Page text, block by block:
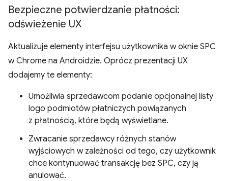
Bezpieczne potwierdzanie płatności:
odświeżenie UX
Aktualizuje elementy interfejsu użytkownika w oknie SPC
w Chrome na Androidzie. Oprócz prezentacji UX
dodajemy te elementy:
Umożliwia sprzedawcom podanie opcjonalnej listy
logo podmiotów płatniczych powiązanych
z płatnością, które będą wyświetlane.
Zwracanie sprzedawcy różnych stanów
wyjściowych w zależności od tego, czy użytkownik
chce kontynuować transakcję bez SPC, czy ją
anulować.